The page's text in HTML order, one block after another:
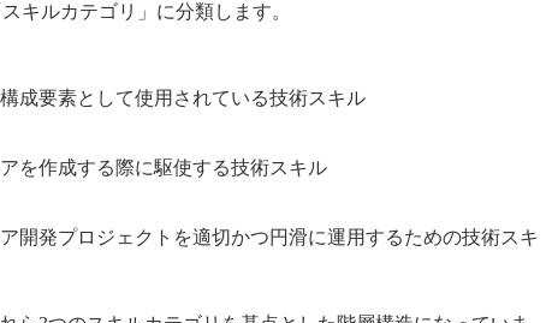
キルカテゴリ」に分類します。
成要素として使用されている技術スキル
を作成する際に駆使する技術スキル
開発プロジェクトを適切かつ円滑に運用するための技術スキ